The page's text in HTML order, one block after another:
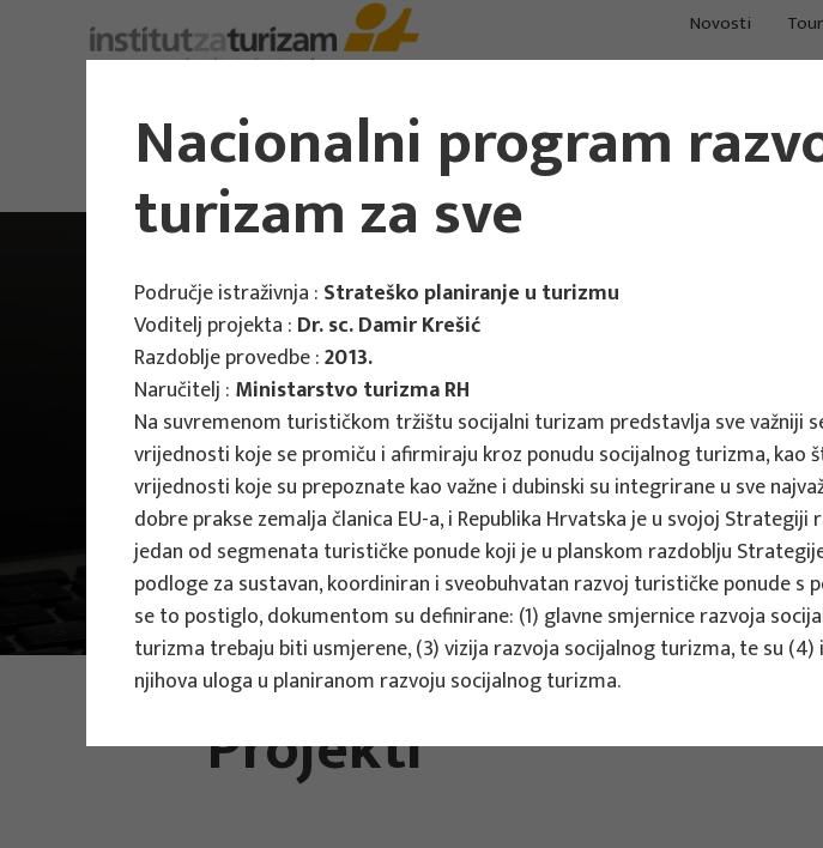
Novosti
Istraživanje i
konzalting u turizmu
Projekti Znanstveni projekti
FOTO: ILUSTRATIVNA FOTOGRAFIJA
Projekti
Nacionalni program
turizam za sve
Područje istraživnja : Strateško planiranje u turizmu
Voditelj projekta : Dr. sc. Damir Krešić
Razdoblje provedbe :2013.
Naručitelj : Ministarstvo turizma RH
Na suvremenom turističkom tržištu socijalni turizam predstavlja sve važniji
vrijednosti koje se promiču i afirmiraju kroz ponudu socijalnog turizma, kao
vrijednosti koje su prepoznate kao važne i dubinski su integrirane u sve
dobre prakse zemalja članica EU-a, i Republika Hrvatska je u svojoj
jedan od segmenata turističke ponude koji je u planskom razdoblju
podloge za sustavan, koordiniran i sveobuhvatan razvoj turističke ponude
se to postiglo, dokumentom su definirane: (1) glavne smjernice razvoja
turizma trebaju biti usmjerene, (3) vizija razvoja socijalnog turizma, te su
njihova uloga u planiranom razvoju socijalnog turizma.